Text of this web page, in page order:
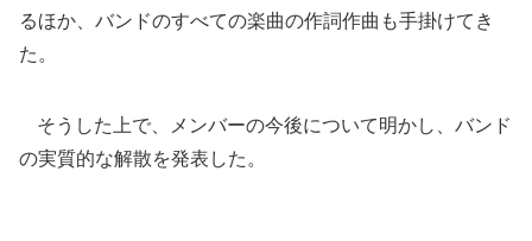
るほか、バンドのすべての楽曲の作詞作曲も手掛けてき
た。
そうした上で、メンバーの今後について明かし、バンド
の実質的な解散を発表した。